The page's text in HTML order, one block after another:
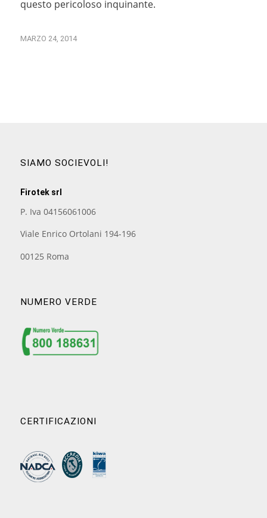
questo pericoloso inquinante.
MARZO 24, 2014
SIAMO SOCIEVOLI!
Firotek srl
P. Iva 04156061006
Viale Enrico Ortolani 194-196
00125 Roma
NUMERO VERDE
CERTIFICAZIONI